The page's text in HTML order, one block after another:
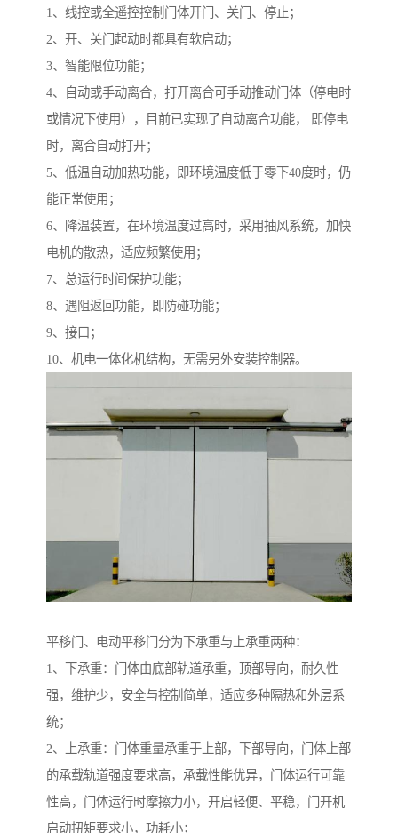
1、线控或全遥控控制门体开门、关门、停止；
2、开、关门起动时都具有软启动；
3、智能限位功能；
4、自动或手动离合，打开离合可手动推动门体（停电时
或情况下使用），目前已实现了自动离合功能， 即停电
时，离合自动打开；
5、低温自动加热功能，即环境温度低于零下40度时，仍
能正常使用；
6、降温装置，在环境温度过高时，采用抽风系统，加快
电机的散热，适应频繁使用；
7、总运行时间保护功能；
8、遇阻返回功能，即防碰功能；
9、接口；
10、机电一体化机结构，无需另外安装控制器。
平移门、电动平移门分为下承重与上承重两种：
1、下承重：门体由底部轨道承重，顶部导向，耐久性
强，维护少，安全与控制简单，适应多种隔热和外层系
统；
2、上承重：门体重量承重于上部，下部导向，门体上部
的承载轨道强度要求高，承载性能优异，门体运行可靠
性高，门体运行时摩擦力小，开启轻便、平稳，门开机
启动扭矩要求小，功耗小；